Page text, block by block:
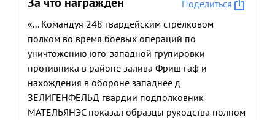
Поделиться
«... Командуя 248 твардейским стрелковом
полком во время боевых операций по
уничтожению юго-западной групировки
противника в районе залива Фриш гаф и
нахождения в обороне западнее д
ЗЕЛИГЕНФЕЛЬД гвардии подполковник
МАТЕЛЬЯНЭС показал образцы рукодства полном